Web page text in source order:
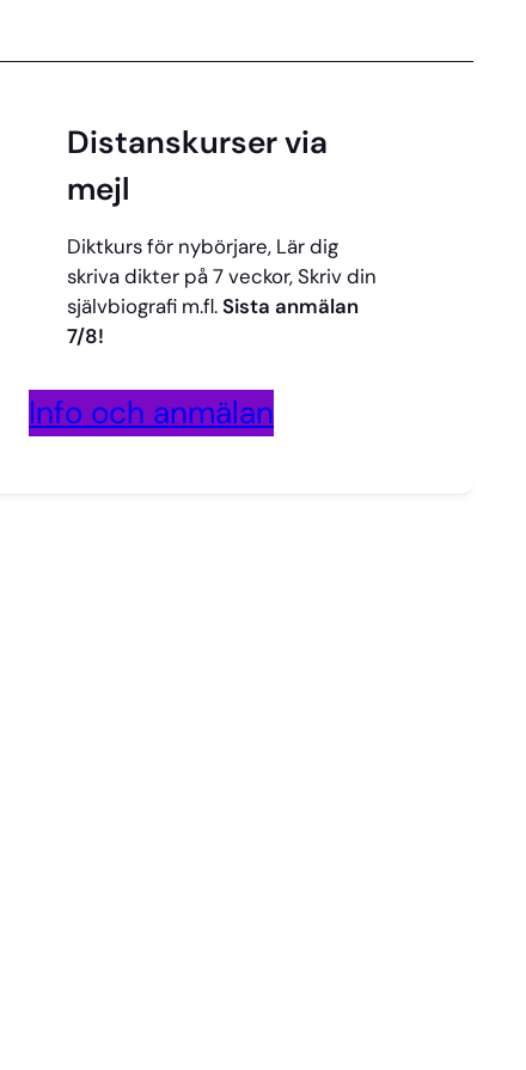
Distanskurser via
mejl
Diktkurs för nybörjare, Lär dig
skriva dikter på 7 veckor, Skriv din
självbiografi m.fl.Sista anmälan
7/8!
Info och anmälan